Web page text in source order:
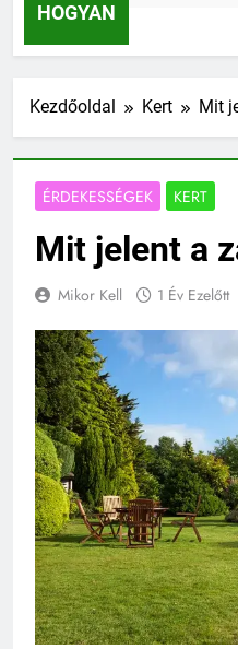
HOGYAN
Kezdőoldal Kert Mit
ÉRDEKESSÉGEK KERT
Mit jelent a
Mikor Kell 1 Év Ezelőtt